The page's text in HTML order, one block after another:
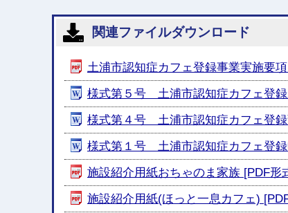
関連ファイルダウンロード
土浦市認知症カフェ登録事業実施要
様式第５号 土浦市認知症カフェ登
様式第４号 土浦市認知症カフェ登
様式第１号 土浦市認知症カフェ登
施設紹介用紙おちゃのま家族 [PDF形
施設紹介用紙(ほっと一息カフェ)